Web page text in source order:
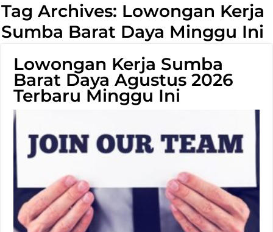
Tag Archives: Lowongan Kerja
Sumba Barat Daya Minggu Ini
Lowongan Kerja Sumba
Barat Daya Agustus 2026
Terbaru Minggu Ini